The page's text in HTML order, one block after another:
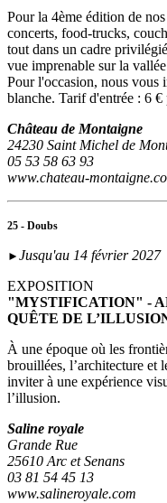
Pour la 4ème édition de
concerts, food-trucks,
tout dans un cadre
vue imprenable sur la
Pour l'occasion, nous vous
blanche. Tarif d'entrée : 6 €
Château de Montaigne
24230 Saint Michel de
05 53 58 63 93
www.chateau-
25 - Doubs
► Jusqu'au 14 février 2027
EXPOSITION
"MYSTIFICATION" -
QUÊTE DE
À une époque où les
brouillées, l’architecture et
inviter à une expérience
l’illusion.
Saline royale
Grande Rue
25610 Arc et Senans
03 81 54 45 13
www.salineroyale.com